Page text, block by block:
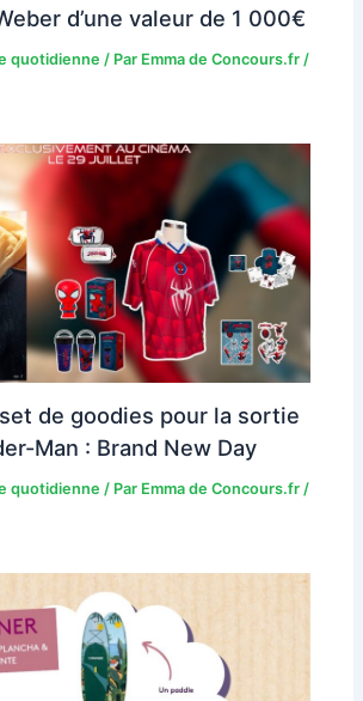
d’une valeur de 1 000€
quotidienne / Par Emma de Concours.fr/
de goodies pour la sortie
Man : Brand New Day
quotidienne / Par Emma de Concours.fr/